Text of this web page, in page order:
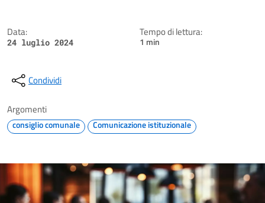
Data:
24 luglio 2024
Tempo di lettura:
1 min
Condividi
Argomenti
consiglio comunale Comunicazione istituzionale